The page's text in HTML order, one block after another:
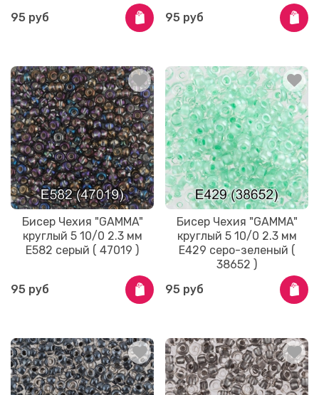
95 руб
95 руб
Бисер Чехия "GAMMA"
круглый 5 10/0 2.3 мм
E582 серый ( 47019 )
95 руб
Бисер Чехия "GAMMA"
круглый 5 10/0 2.3 мм
E429 серо-зеленый (
38652 )
95 руб